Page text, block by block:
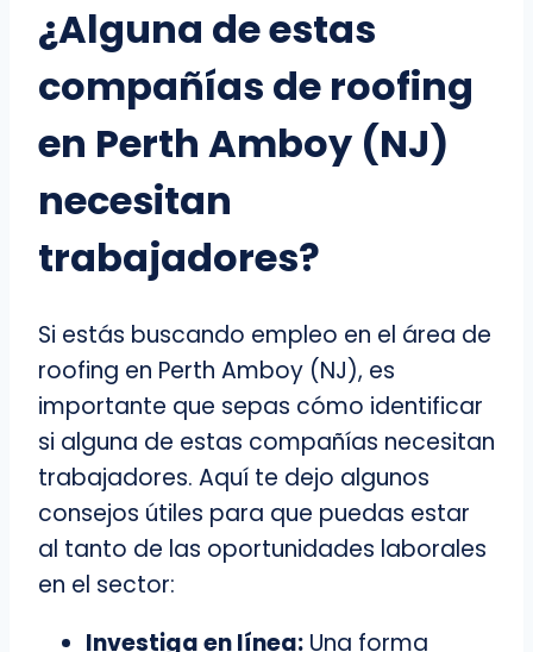
¿Alguna de estas
compañías de roofing
en Perth Amboy (NJ)
necesitan
trabajadores?
Si estás buscando empleo en el área de
roofing en Perth Amboy (NJ), es
importante que sepas cómo identificar
si alguna de estas compañías necesitan
trabajadores. Aquí te dejo algunos
consejos útiles para que puedas estar
al tanto de las oportunidades laborales
en el sector:
Investiga en línea: Una forma